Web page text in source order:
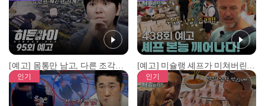
[예고] 몸통만 남고, 다른 조각은 어디에..? 시화호에서 드러난 충격적인 토막 살인사건! [예고] 미슐랭 셰프가 미쳐버린 이유! 본능이 깨어난 사건은?
인기 인기